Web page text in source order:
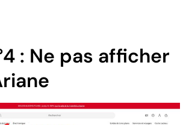
: Ne pas afficher